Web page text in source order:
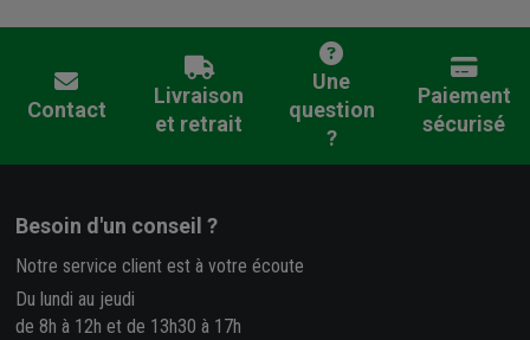
Contact
Livraison
et retrait
Une
question
?
Paiement
sécurisé
Besoin d'un conseil ?
Notre service client est à votre écoute
Du lundi au jeudi
de 8h à 12h et de 13h30 à 17h